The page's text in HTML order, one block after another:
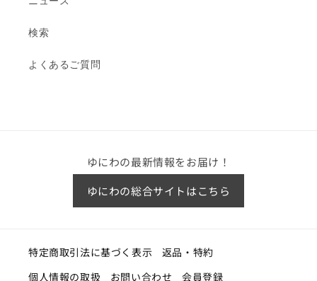
検索
よくあるご質問
ゆにわの最新情報をお届け！
ゆにわの総合サイトはこちら
特定商取引法に基づく表示
返品・特約
個人情報の取扱
お問い合わせ 会員登録